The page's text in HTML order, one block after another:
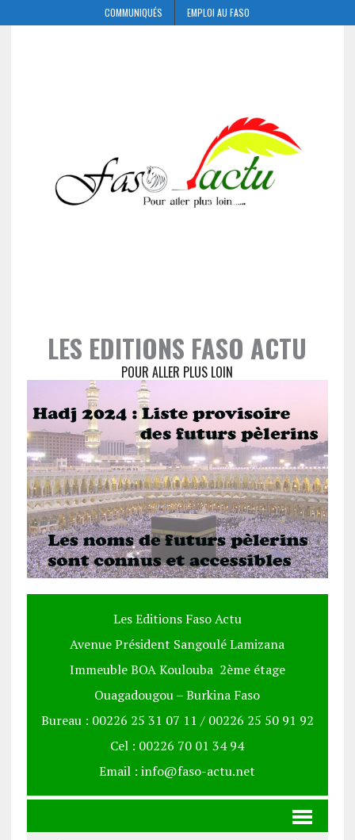
COMMUNIQUÉS EMPLOI AU FASO
LES EDITIONS FASO ACTU
POUR ALLER PLUS LOIN
Les Editions Faso Actu
Avenue Président Sangoulé Lamizana
Immeuble BOA Koulouba 2ème étage
Ouagadougou – Burkina Faso
Bureau : 00226 25 31 07 11 / 00226 25 50 91 92
Cel : 00226 70 01 34 94
Email : info@faso-actu.net